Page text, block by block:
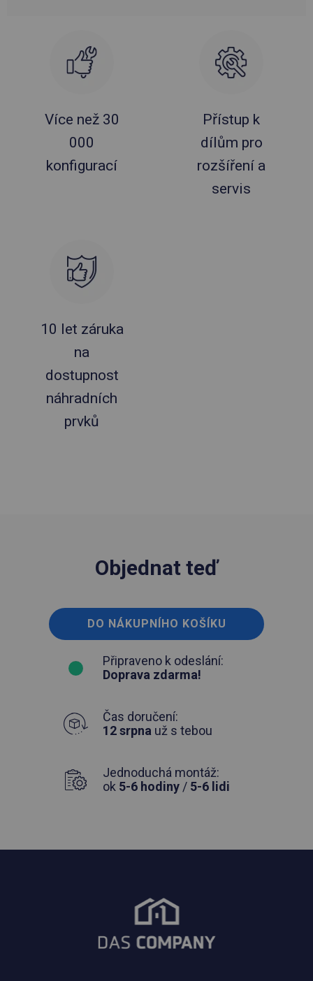
Více než 30
000
konfigurací
Přístup k
dílům pro
rozšíření a
servis
10 let záruka
na
dostupnost
náhradních
prvků
Objednat teď
DO NÁKUPNÍHO KOŠÍKU
Připraveno k odeslání:
Doprava zdarma!
Čas doručení:
12 srpna už s tebou
Jednoduchá montáž:
ok 5-6 hodiny / 5-6 lidi